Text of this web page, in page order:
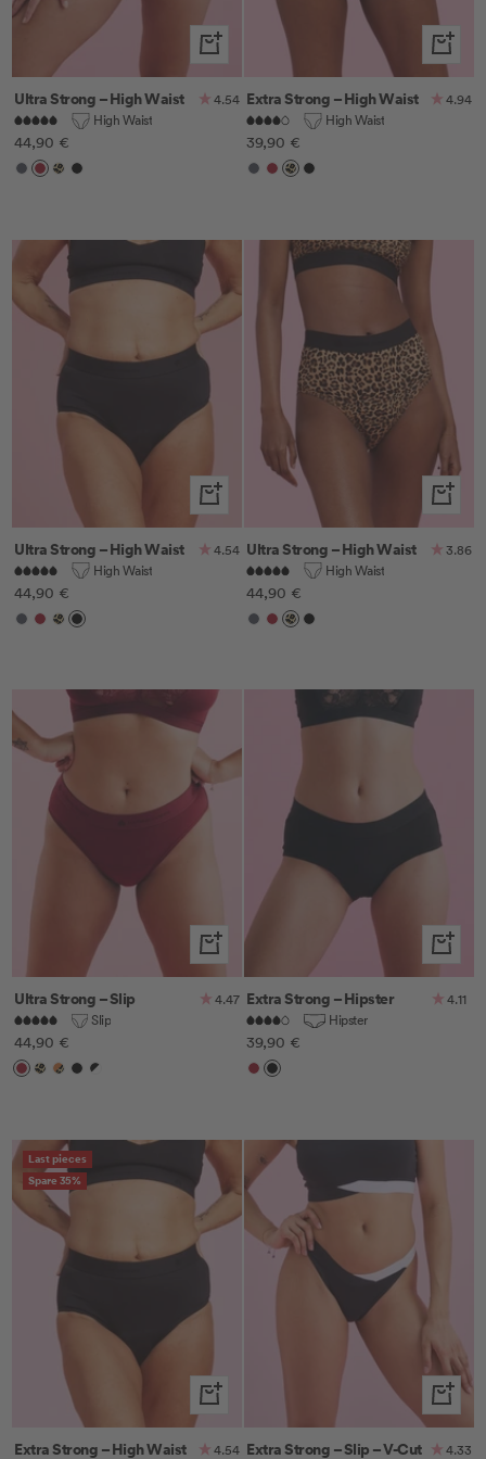
Schnellansicht
Ultra Strong – High Waist
4.54
High Waist
Angebotspreis
44,90 €
Anthrazit
Cherry
LeoSchwarz
Extra Strong – High Waist
4.94
High Waist
Angebotspreis
39,90 €
Anthrazit
Cherry
LeoSchwarz
Schnellansicht
Ultra Strong – High Waist
4.54
High Waist
Angebotspreis
44,90 €
Anthrazit
Cherry
LeoSchwarz
Ultra Strong – High Waist
3.86
High Waist
Angebotspreis
44,90 €
Anthrazit
Cherry
LeoSchwarz
Schnellansicht
Ultra Strong – Slip
4.47
Slip
Angebotspreis
44,90 €
Cherry
LeoLeo/Orange
Schwarz
Schwarz/Weiß
Extra Strong – Hipster
4.11
Hipster
Angebotspreis
39,90 €
CherrySchwarz
Last pieces
Spare 35%
Schnellansicht
Extra Strong – High Waist
4.54 Extra Strong – Slip – V-Cut
4.33